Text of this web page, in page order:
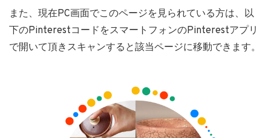
また、現在PC画面でこのページを見られている方は、以
下のPinterestコードをスマートフォンのPinterestアプリ
で開いて頂きスキャンすると該当ページに移動できます。